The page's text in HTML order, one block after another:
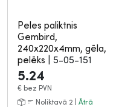
Peles paliktnis
Gembird,
240x220x4mm, gēla,
pelēks
5-05-151
5.24
€ bez PVN
Noliktavā 2 | Ātrā